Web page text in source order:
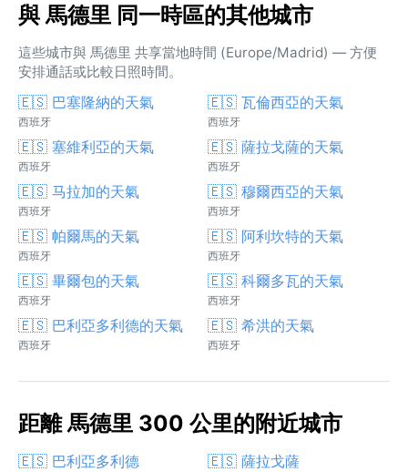
與 馬德里 同一時區的其他城市
這些城市與 馬德里 共享當地時間 (Europe/Madrid) — 方便
安排通話或比較日照時間。
🇪🇸 巴塞隆納的天氣
西班牙
🇪🇸 瓦倫西亞的天氣
西班牙
🇪🇸 塞維利亞的天氣
西班牙
🇪🇸 薩拉戈薩的天氣
西班牙
🇪🇸 马拉加的天氣
西班牙
🇪🇸 穆爾西亞的天氣
西班牙
🇪🇸 帕爾馬的天氣
西班牙
🇪🇸 阿利坎特的天氣
西班牙
🇪🇸 畢爾包的天氣
西班牙
🇪🇸 科爾多瓦的天氣
西班牙
🇪🇸 巴利亞多利德的天氣
西班牙
🇪🇸 希洪的天氣
西班牙
距離 馬德里 300 公里的附近城市
🇪🇸 巴利亞多利德 🇪🇸 薩拉戈薩